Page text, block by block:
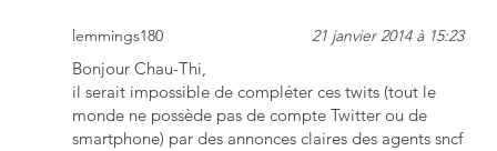
lemmings180 21 janvier 2014 à 15:23
Bonjour Chau-Thi,
il serait impossible de compléter ces twits (tout le
monde ne possède pas de compte Twitter ou de
smartphone) par des annonces claires des agents sncf